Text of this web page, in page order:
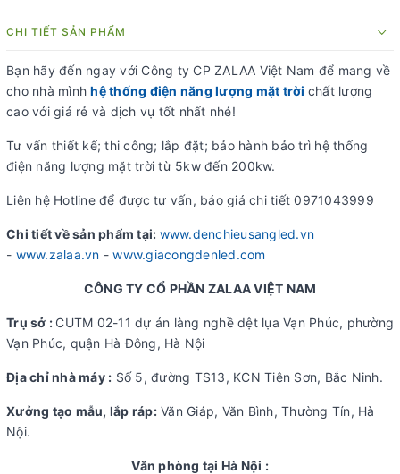
CHI TIẾT SẢN PHẨM
Bạn hãy đến ngay với Công ty CP ZALAA Việt Nam để mang về
cho nhà mìnhhệ thống điện năng lượng mặt trời chất lượng
cao với giá rẻ và dịch vụ tốt nhất nhé!
Tư vấn thiết kế; thi công; lắp đặt; bảo hành bảo trì hệ thống
điện năng lượng mặt trời từ 5kw đến 200kw.
Liên hệ Hotline để được tư vấn, báo giá chi tiết 0971043999
Chi tiết về sản phẩm tại: www.denchieusangled.vn
- www.zalaa.vn -www.giacongdenled.com
CÔNG TY CỔ PHẦN ZALAA VIỆT NAM
Trụ sở : CUTM 02-11 dự án làng nghề dệt lụa Vạn Phúc, phường
Vạn Phúc, quận Hà Đông, Hà Nội
Địa chỉ nhà máy : Số 5, đường TS13, KCN Tiên Sơn, Bắc Ninh.
Xưởng tạo mẫu, lắp ráp:Văn Giáp, Văn Bình, Thường Tín, Hà
Nội.
Văn phòng tại Hà Nội :